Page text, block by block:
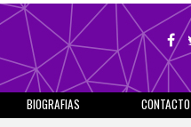
BIOGRAFIAS CONTACTO